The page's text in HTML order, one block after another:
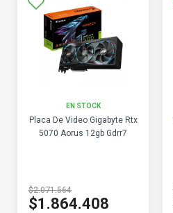
EN STOCK
Placa De Video Gigabyte Rtx
5070 Aorus 12gb Gdrr7
$2.071.564
$1.864.408